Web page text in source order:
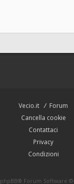
Vecio.it
Forum
Cancella cookie
Contattaci
Privacy
Condizioni
phpBB® Forum Software